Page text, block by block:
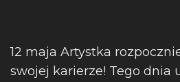
12 maja Artystka
swojej karierze! Tego dnia